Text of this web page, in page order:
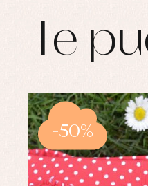
Te
-50%